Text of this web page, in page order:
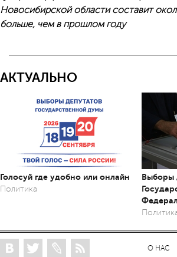
Новосибирской области составит
больше, чем в прошлом году
АКТУАЛЬНО
Голосуй где удобно или онлайн
Политика
Выборы
О НАС